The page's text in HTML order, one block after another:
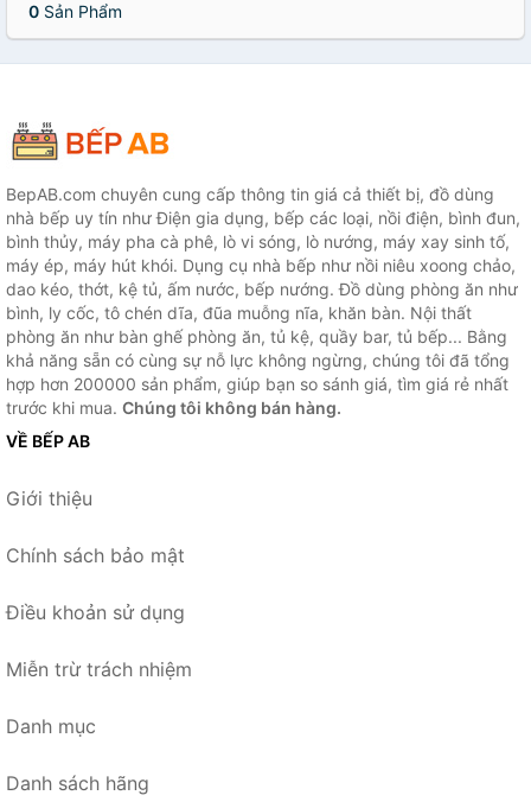
0 Sản Phẩm
BepAB.com chuyên cung cấp thông tin giá cả thiết bị, đồ dùng
nhà bếp uy tín như Điện gia dụng, bếp các loại, nồi điện, bình đun,
bình thủy, máy pha cà phê, lò vi sóng, lò nướng, máy xay sinh tố,
máy ép, máy hút khói. Dụng cụ nhà bếp như nồi niêu xoong chảo,
dao kéo, thớt, kệ tủ, ấm nước, bếp nướng. Đồ dùng phòng ăn như
bình, ly cốc, tô chén dĩa, đũa muỗng nĩa, khăn bàn. Nội thất
phòng ăn như bàn ghế phòng ăn, tủ kệ, quầy bar, tủ bếp... Bằng
khả năng sẵn có cùng sự nỗ lực không ngừng, chúng tôi đã tổng
hợp hơn 200000 sản phẩm, giúp bạn so sánh giá, tìm giá rẻ nhất
trước khi mua. Chúng tôi không bán hàng.
VỀ BẾP AB
Giới thiệu
Chính sách bảo mật
Điều khoản sử dụng
Miễn trừ trách nhiệm
Danh mục
Danh sách hãng